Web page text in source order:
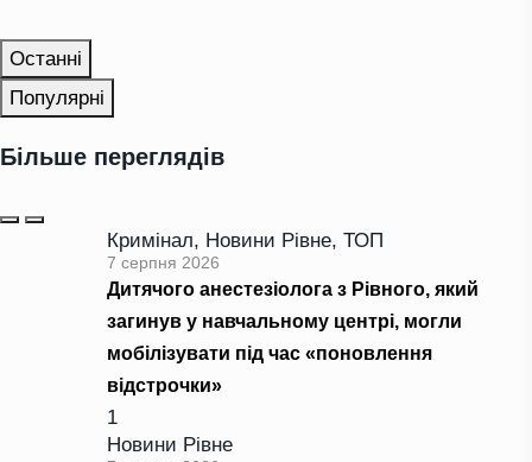
Останні
Популярні
Більше переглядів
Кримінал, Новини Рівне, ТОП
7 серпня 2026
Дитячого анестезіолога з Рівного, який
загинув у навчальному центрі, могли
мобілізувати під час «поновлення
відстрочки»
1
Новини Рівне